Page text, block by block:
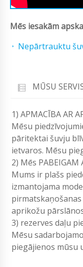
Mēs iesakām
Nepārtrauktu
MŪSU
1) APMACĪBA AR
Mēsu
pāritektai šuvju
ietvaros. Mēsu
2) Mēs PABEIGAM
Mums ir plašs
izmantojama
aprikožu
3) rezerves daļu
Mēsu
piegājienos mūsu